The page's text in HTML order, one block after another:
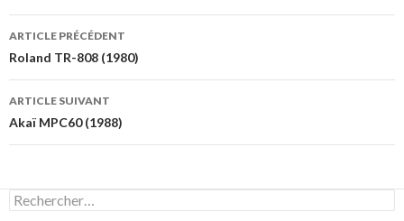
Navigation
des
articles
ARTICLE PRÉCÉDENT
Roland TR-808 (1980)
ARTICLE SUIVANT
Akaï MPC60 (1988)
Rechercher :